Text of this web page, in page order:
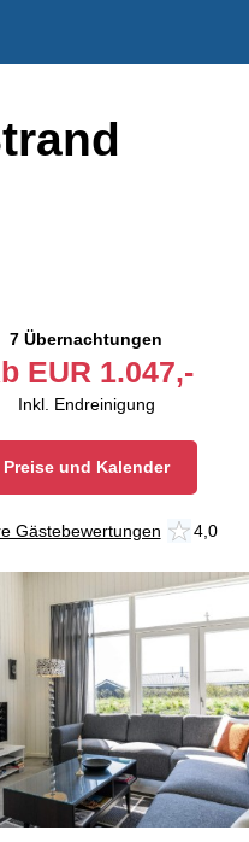
7 Übernachtungen
EUR 1.047,-
Inkl. Endreinigung
Preise und Kalender
Gästebewertungen 4,0